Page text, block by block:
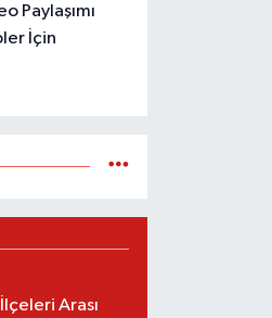
Paylaşımı
İçin
Arası